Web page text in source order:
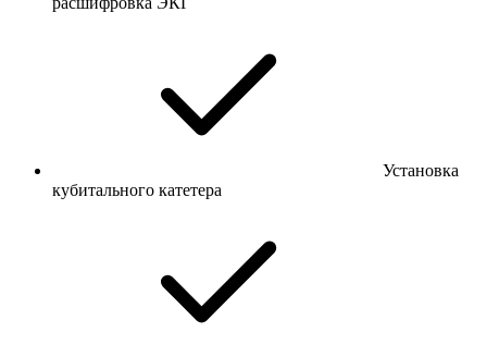
Установка
кубитального катетера